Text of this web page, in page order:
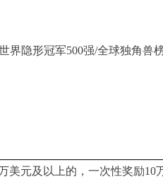
界隐形冠军500强/全球独角兽
元及以上的，一次性奖励10